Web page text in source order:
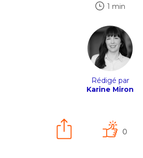
1 min
Rédigé par
Karine Miron
0